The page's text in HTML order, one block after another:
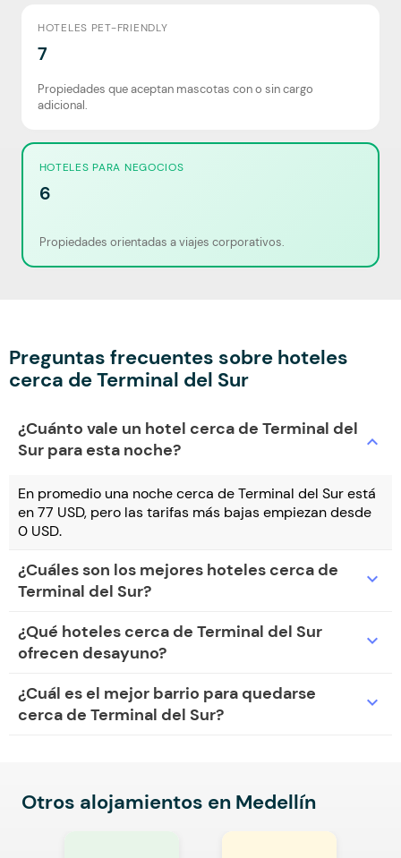
HOTELES PET-FRIENDLY
7
Propiedades que aceptan mascotas con o sin cargo
adicional.
HOTELES PARA NEGOCIOS
6
Propiedades orientadas a viajes corporativos.
Preguntas frecuentes sobre hoteles
cerca de Terminal del Sur
¿Cuánto vale un hotel cerca de Terminal del
Sur para esta noche?
expand_more
En promedio una noche cerca de Terminal del Sur está
en 77 USD, pero las tarifas más bajas empiezan desde
0 USD.
¿Cuáles son los mejores hoteles cerca de
Terminal del Sur?
expand_more
¿Qué hoteles cerca de Terminal del Sur
ofrecen desayuno?
expand_more
¿Cuál es el mejor barrio para quedarse
cerca de Terminal del Sur?
expand_more
Otros alojamientos en Medellín